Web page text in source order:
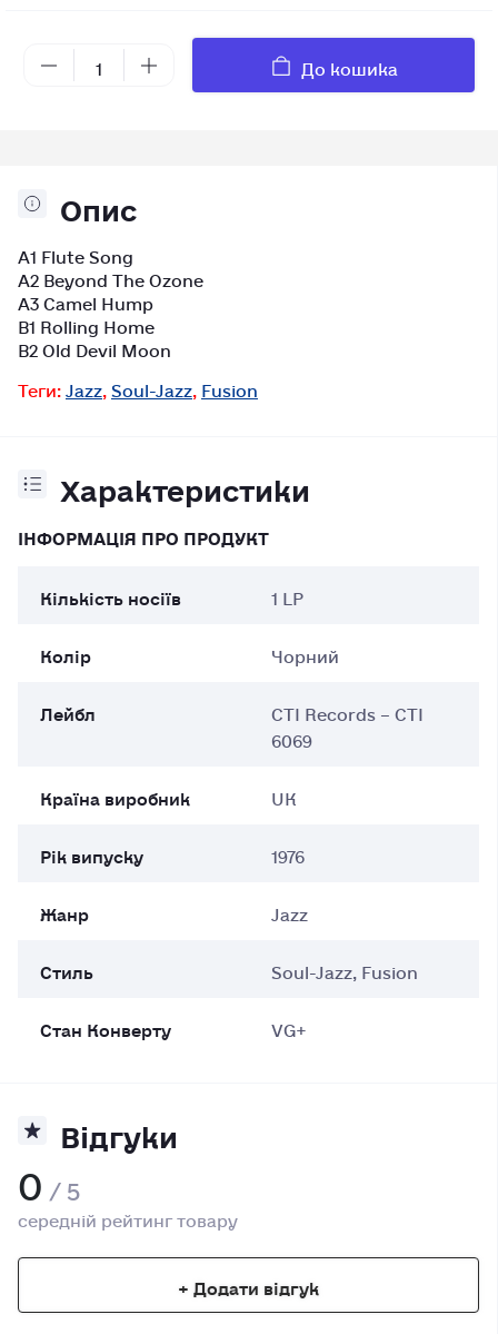
До кошика
Опис
A1 Flute Song
A2 Beyond The Ozone
A3 Camel Hump
B1 Rolling Home
B2 Old Devil Moon
Теги:Jazz Soul-Jazz Fusion
Характеристики
ІНФОРМАЦІЯ ПРО ПРОДУКТ
Кількість носіїв
1 LP
Колір
Чорний
Лейбл
CTI Records – CTI
6069
Країна виробник
UK
Рік випуску
1976
Жанр
Jazz
Стиль
Soul-Jazz, Fusion
Cтан Конверту
VG+
Відгуки
0 / 5
середній рейтинг товару
+ Додати відгук